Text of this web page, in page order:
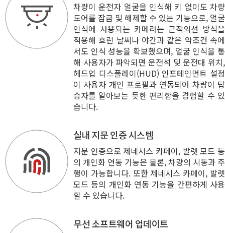
차량이 운전자 얼굴을 인식해 키 없이도 차량
도어를 잠금 및 해제할 수 있는 기능으로, 얼굴
인식에 사용되는 카메라는 근적외선 방식을
적용해 흐린 날씨나 야간과 같은 악조건 속에
서도 인식 성능을 확보했으며, 얼굴 인식을 통
해 사용자가 파악되면 운전석 및 운전대 위치,
헤드업 디스플레이(HUD) 인포테인먼트 설정
이 사용자 개인 프로필과 연동되어 차량이 탑
승자를 알아보는 듯한 편리함을 경험할 수 있
습니다.
실내 지문 인증 시스템
지문 인증으로 제네시스 카페이, 발렛 모드 등
의 개인화 연동 기능은 물론, 차량의 시동과 주
행이 가능합니다. 또한 제네시스 카페이, 발렛
모드 등의 개인화 연동 기능을 간편하게 사용
할 수 있습니다.
무선 소프트웨어 업데이트